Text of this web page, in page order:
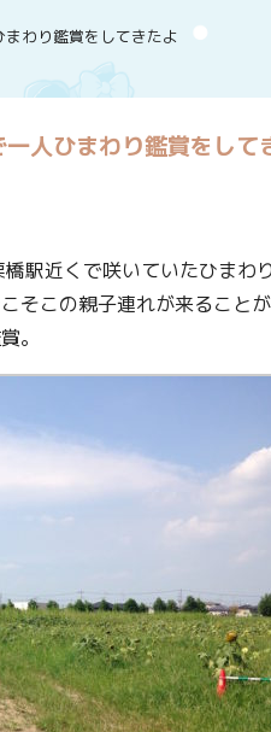
わり鑑賞をしてきたよ
人ひまわり鑑賞をして
駅近くで咲いていたひまわ
そこの親子連れが来ること
。